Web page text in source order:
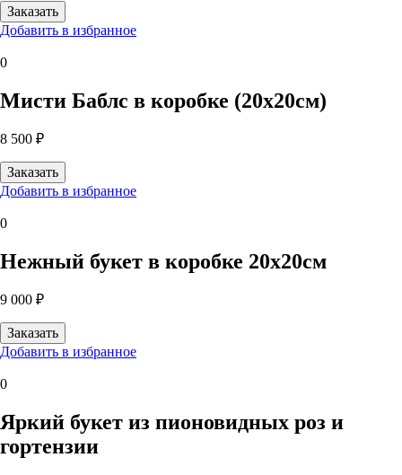
Добавить в избранное
0
Мисти Баблс в коробке (20х20см)
8 500 ₽
Добавить в избранное
0
Нежный букет в коробке 20х20см
9 000 ₽
Добавить в избранное
0
Яркий букет из пионовидных роз и
гортензии